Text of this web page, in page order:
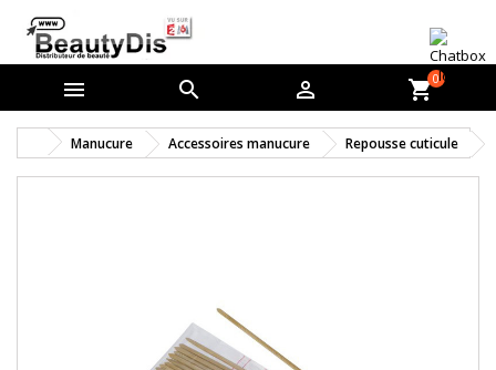
   shopping_cart0
Manucure Accessoires manucure Repousse cuticule